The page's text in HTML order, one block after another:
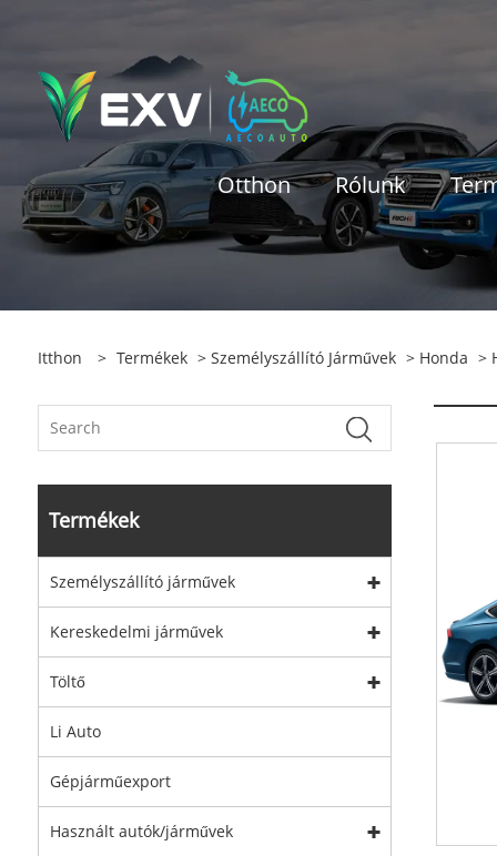
Otthon Rólunk
Itthon > Termékek > Személyszállító Járművek > Honda >
Termékek
Személyszállító járművek
Kereskedelmi járművek
Töltő
Li Auto
Gépjárműexport
Használt autók/járművek